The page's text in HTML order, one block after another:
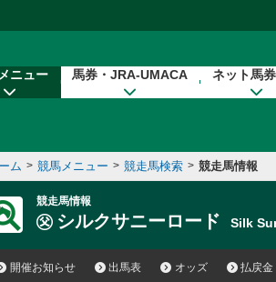
ニュー 馬券・JRA-UMACA ネット馬
ム > 競馬メニュー > 競走馬検索 > 競走馬情報
競走馬情報
シルクサニーロード Silk
開催お知らせ 出馬表 オッズ 払戻金